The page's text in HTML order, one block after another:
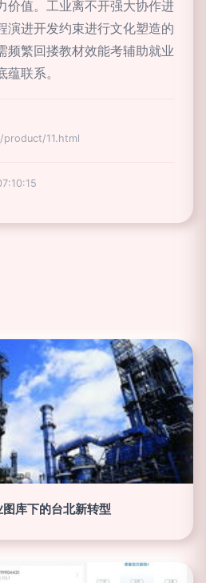
价值。工业离不开强大协作进
演进开发约束进行文化塑造的
频繁回搂教材效能考辅助就业
联系。
11.html
库下的台北新转型